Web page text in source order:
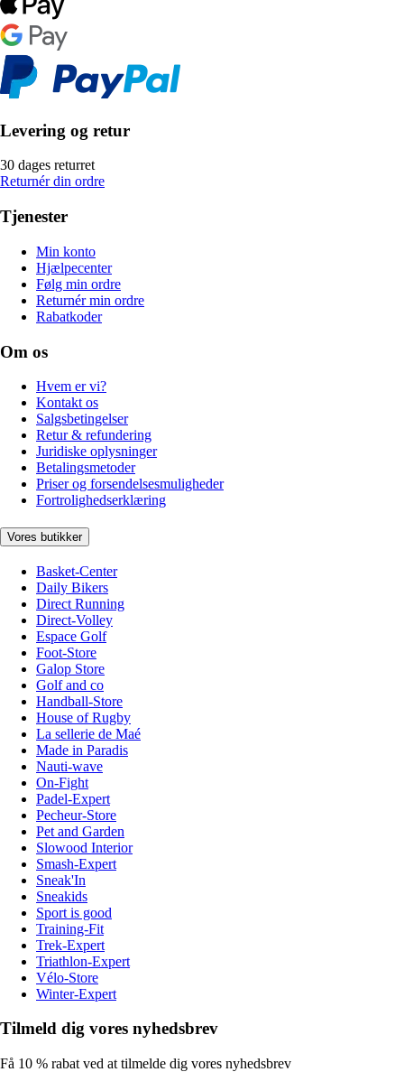
Levering og retur
30 dages returret
Returnér din ordre
Tjenester
Min konto
Hjælpecenter
Følg min ordre
Returnér min ordre
Rabatkoder
Om os
Hvem er vi?
Kontakt os
Salgsbetingelser
Retur & refundering
Juridiske oplysninger
Betalingsmetoder
Priser og forsendelsesmuligheder
Fortrolighedserklæring
Vores butikker
Basket-Center
Daily Bikers
Direct Running
Direct-Volley
Espace Golf
Foot-Store
Galop Store
Golf and co
Handball-Store
House of Rugby
La sellerie de Maé
Made in Paradis
Nauti-wave
On-Fight
Padel-Expert
Pecheur-Store
Pet and Garden
Slowood Interior
Smash-Expert
Sneak'In
Sneakids
Sport is good
Training-Fit
Trek-Expert
Triathlon-Expert
Vélo-Store
Winter-Expert
Tilmeld dig vores nyhedsbrev
Få 10 % rabat ved at tilmelde dig vores nyhedsbrev